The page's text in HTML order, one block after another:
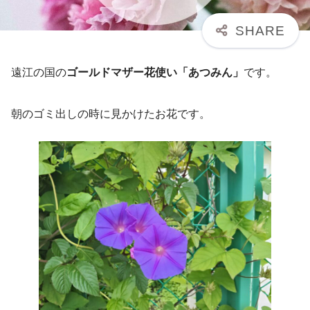
遠江の国のゴールドマザー花使い「あつみん」 です。
朝のゴミ出しの時に見かけたお花です。